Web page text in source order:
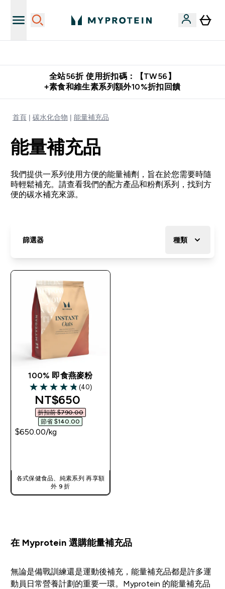
全站56折 使用折扣碼：【TW56】
+素食和維生素系列額外10%折扣回饋
首頁 碳水化合物 能量補充品
能量補充品
我們提供一系列使用方便的能量補劑，旨在於您需要時隨
時輕鬆補充。請查看我們的配方產品和粉劑系列，找到方
便的碳水補充來源。
篩選器 種類
100% 即食燕麥粉
4.83 out of 5 stars
(40)
discounted price
NT$650‎
折扣前 $790.00‎
節省 $140.00‎
$650.00‎/kg
各式保健食品、純素系列 再享額
外 9 折
在 Myprotein 選購能量補充品
無論是備戰訓練還是運動後補充，能量補充品都是許多運
動員日常營養計劃的重要一環。Myprotein 的能量補充品